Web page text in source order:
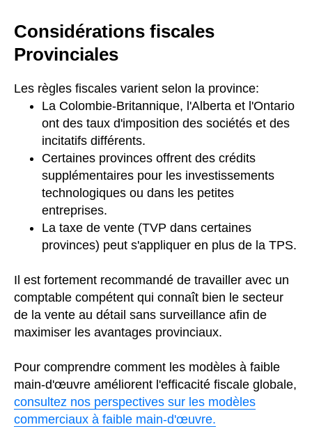
Considérations fiscales
Provinciales
Les règles fiscales varient selon la province:
La Colombie-Britannique, l'Alberta et l'Ontario
ont des taux d'imposition des sociétés et des
incitatifs différents.
Certaines provinces offrent des crédits
supplémentaires pour les investissements
technologiques ou dans les petites
entreprises.
La taxe de vente (TVP dans certaines
provinces) peut s'appliquer en plus de la TPS.
Il est fortement recommandé de travailler avec un
comptable compétent qui connaît bien le secteur
de la vente au détail sans surveillance afin de
maximiser les avantages provinciaux.
Pour comprendre comment les modèles à faible
main-d'œuvre améliorent l'efficacité fiscale globale,
consultez nos perspectives sur les modèles
commerciaux à faible main-d'œuvre.